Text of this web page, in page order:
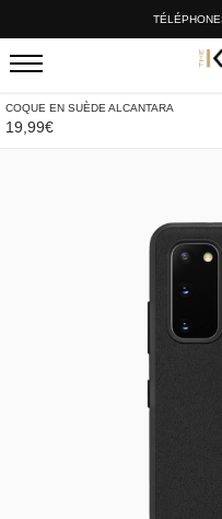
COQUE EN SUÈDE ALCANTARA
19,99€